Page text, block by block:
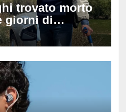
trovato morto
giorni di
dell’80enne
essere